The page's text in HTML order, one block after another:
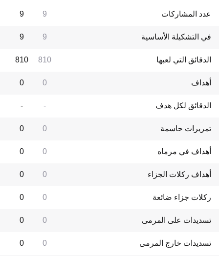
عدد المشاركات 9
9
في التشكيلة الأساسية 9
9
الدقائق التي لعبها 810
810
أهداف 0
0
الدقائق لكل هدف -
-
تمريرات حاسمة 0
0
أهداف في مرماه 0
0
أهداف ركلات الجزاء 0
0
ركلات جزاء ضائعة 0
0
تسديدات على المرمى 0
0
تسديدات خارج المرمى 0
0